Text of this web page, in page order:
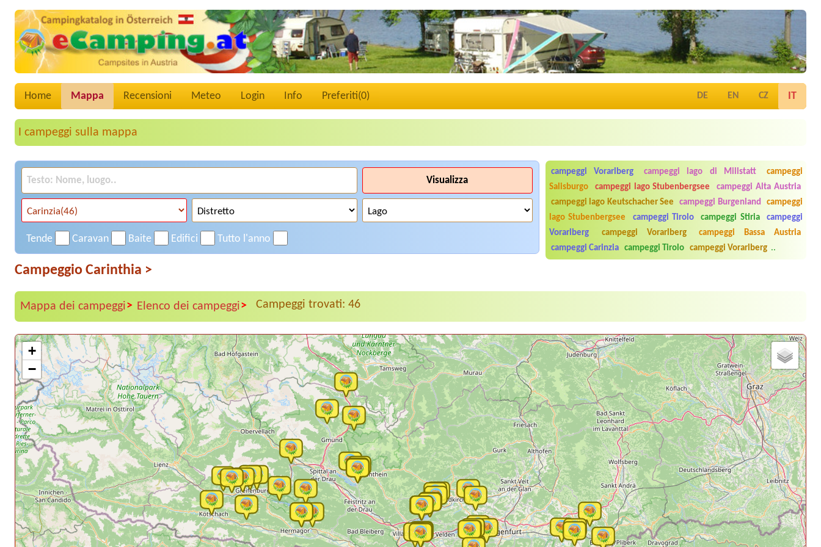
Home Mappa Recensioni Meteo Login Info Preferiti(0) DE EN CZ IT
I campeggi sulla mappa
Visualizza
Tende Caravan Baite Edifici Tutto l'anno
campeggi Vorarlberg campeggi lago di Millstatt
campeggi
Salisburgo
campeggi lago Stubenbergsee
campeggi Alta Austria
campeggi lago Keutschacher See
campeggi Burgenland
campeggi
lago Stubenbergsee
campeggi Tirolo campeggi Stiria
campeggi
Vorarlberg
campeggi Vorarlberg
campeggi Bassa Austria
campeggi Carinzia
campeggi Tirolo campeggi Vorarlberg ..
Campeggio Carinthia >
Mappa dei campeggi> Elenco dei campeggi> Campeggi trovati: 46
+
−